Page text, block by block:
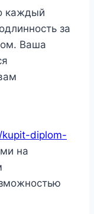
каждый
за
Ваша
diplom-
на